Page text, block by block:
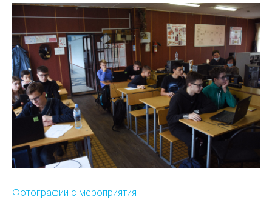
Фотографии с мероприятия